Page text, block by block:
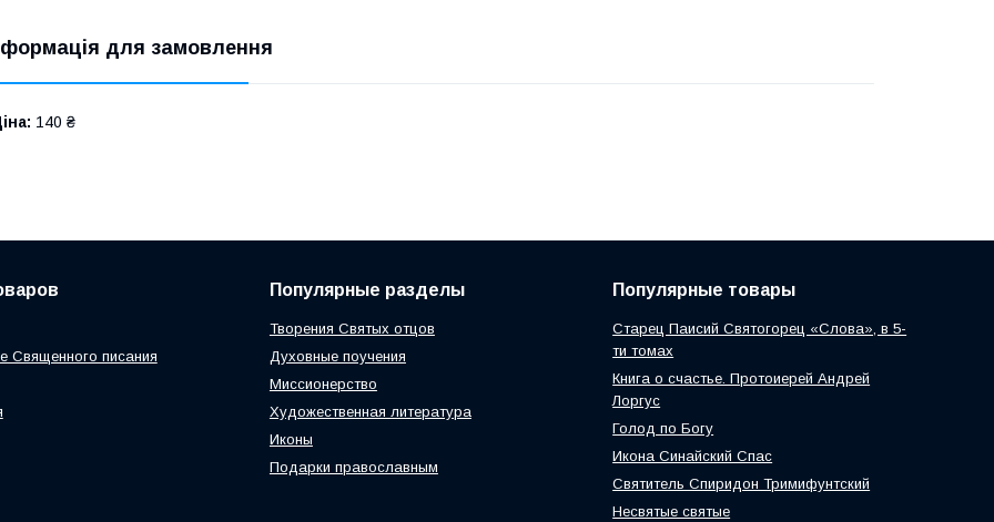
для замовлення
140 ₴
Священного писания
Популярные разделы
Творения Святых отцов
Духовные поучения
Миссионерство
Художественная литература
Иконы
Подарки православным
Популярные товары
Старец Паисий Святогорец «Слова», в 5-
ти томах
Книга о счастье. Протоиерей Андрей
Лоргус
Голод по Богу
Икона Синайский Спас
Святитель Спиридон Тримифунтский
Несвятые святые